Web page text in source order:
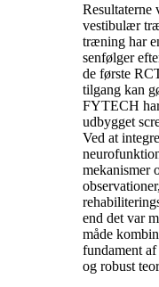
Resultaterne
vestibulær
træning har
senfølger
de første
tilgang kan
FYTECH
udbygget
Ved at
mekanismer
end det var
måde
fundament
og robust